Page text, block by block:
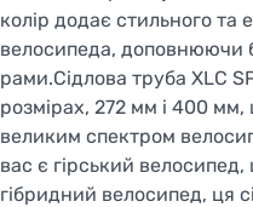
колір додає стильного та
велосипеда, доповнюючи
рами.Сідлова труба XLC
розмірах, 272 мм і 400 мм,
великим спектром
вас є гірський
гібридний велосипед, ця